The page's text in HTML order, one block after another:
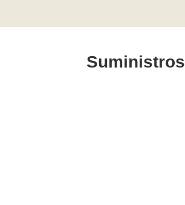
Suministros